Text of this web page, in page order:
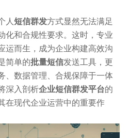
人短信群发方式显然无法满足
化和合规性要求。这时，专业
运而生，成为企业构建高效沟
简单的批量短信发送工具，更
、数据管理、合规保障于一体
深入剖析企业短信群发平台的
在现代企业运营中的重要作